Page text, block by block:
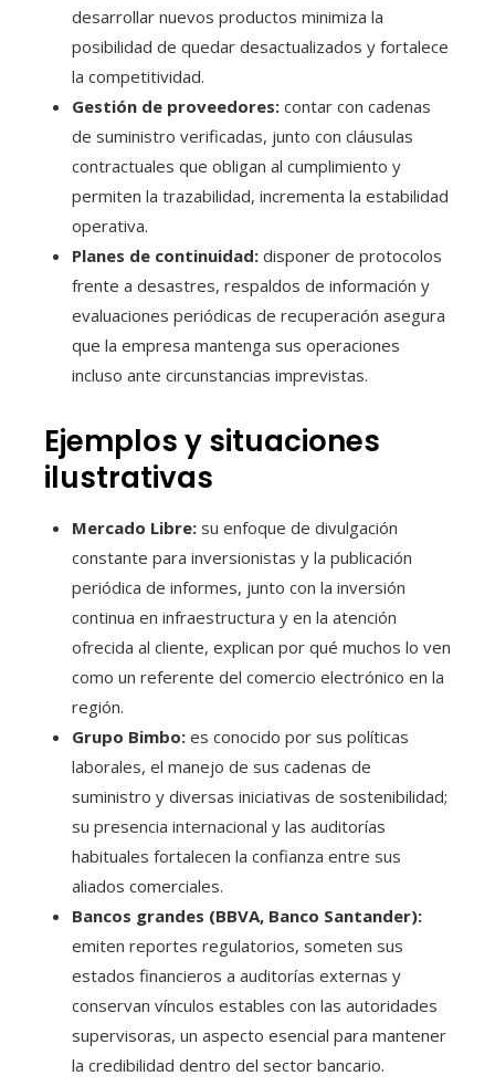
desarrollar nuevos productos minimiza la
posibilidad de quedar desactualizados y fortalece
la competitividad.
Gestión de proveedores: contar con cadenas
de suministro verificadas, junto con cláusulas
contractuales que obligan al cumplimiento y
permiten la trazabilidad, incrementa la estabilidad
operativa.
Planes de continuidad: disponer de protocolos
frente a desastres, respaldos de información y
evaluaciones periódicas de recuperación asegura
que la empresa mantenga sus operaciones
incluso ante circunstancias imprevistas.
Ejemplos y situaciones
ilustrativas
Mercado Libre: su enfoque de divulgación
constante para inversionistas y la publicación
periódica de informes, junto con la inversión
continua en infraestructura y en la atención
ofrecida al cliente, explican por qué muchos lo ven
como un referente del comercio electrónico en la
región.
Grupo Bimbo: es conocido por sus políticas
laborales, el manejo de sus cadenas de
suministro y diversas iniciativas de sostenibilidad;
su presencia internacional y las auditorías
habituales fortalecen la confianza entre sus
aliados comerciales.
Bancos grandes (BBVA, Banco Santander):
emiten reportes regulatorios, someten sus
estados financieros a auditorías externas y
conservan vínculos estables con las autoridades
supervisoras, un aspecto esencial para mantener
la credibilidad dentro del sector bancario.